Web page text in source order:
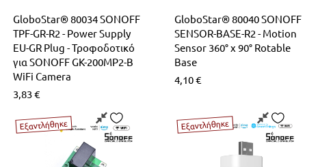
GloboStar® 80034 SONOFF
TPF-GR-R2 - Power Supply
EU-GR Plug - Τροφοδοτικό
για SONOFF GK-200MP2-B
WiFi Camera
3,83€
GloboStar® 80040 SONOFF
SENSOR-BASE-R2 - Motion
Sensor 360° x 90° Rotable
Base
4,10€
Εξαντλήθηκε Εξαντλήθηκε